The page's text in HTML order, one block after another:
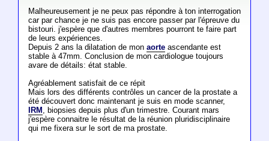
Malheureusement je ne peux pas répondre à ton interrogation
car par chance je ne suis pas encore passer par l'épreuve du
bistouri. j'espère que d'autres membres pourront te faire part
de leurs expériences.
Depuis 2 ans la dilatation de mon aorteascendante est
stable à 47mm. Conclusion de mon cardiologue toujours
avare de détails: état stable.
Agréablement satisfait de ce répit
Mais lors des différents contrôles un cancer de la prostate a
été découvert donc maintenant je suis en mode scanner,
IRM , biopsies depuis plus d'un trimestre. Courant mars
j'espère connaitre le résultat de la réunion pluridisciplinaire
qui me fixera sur le sort de ma prostate.